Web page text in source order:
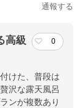
通報する
高級
0
けた、普段は
沢な露天風呂
ンが複数あり